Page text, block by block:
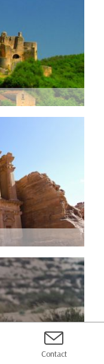
Contact